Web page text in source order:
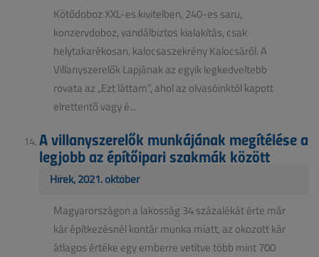
Kötődoboz XXL-es kivitelben, 240-es saru,
konzervdoboz, vandálbiztos kialakítás, csak
helytakarékosan, kalocsaszekrény Kalocsáról. A
Villanyszerelők Lapjának az egyik legkedveltebb
rovata az „Ezt láttam”, ahol az olvasóinktól kapott
elrettentő vagy é...
A villanyszerelők munkájának megítélése a
legjobb az építőipari szakmák között
Hírek, 2021. október
Magyarországon a lakosság 34 százalékát érte már
kár építkezésnél kontár munka miatt, az okozott kár
átlagos értéke egy emberre vetítve több mint 700